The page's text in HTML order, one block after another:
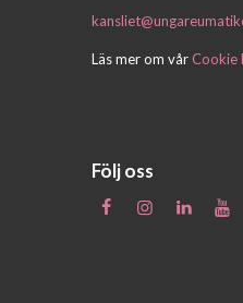
Läs mer om vårCookie
Följ oss